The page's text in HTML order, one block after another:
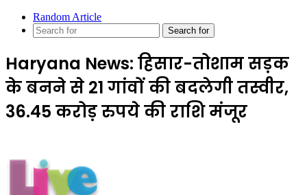
Random Article
Search for
Haryana News: हिसार-तोशाम सड़क
के बनने से 21 गांवों की बदलेगी तस्वीर,
36.45 करोड़ रुपये की राशि मंजूर